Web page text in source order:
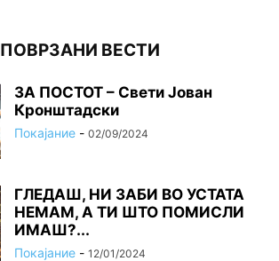
ПОВРЗАНИ ВЕСТИ
ЗА ПОСТОТ – Свети Јован
Кронштадски
Покајание - 02/09/2024
ГЛЕДАШ, НИ ЗАБИ ВО УСТАТА
НЕМАМ, А ТИ ШТО ПОМИСЛИ
ИМАШ?...
Покајание - 12/01/2024